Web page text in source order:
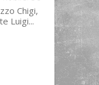
Chigi,
Luigi...